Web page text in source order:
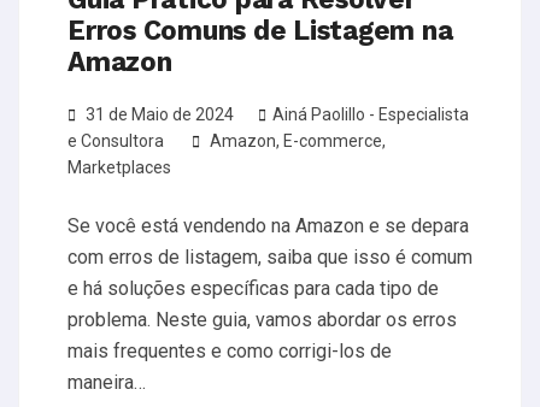
Erros Comuns de Listagem na
Amazon
31 de Maio de 2024
Ainá Paolillo - Especialista
e Consultora
Amazon, E-commerce,
Marketplaces
Se você está vendendo na Amazon e se depara
com erros de listagem, saiba que isso é comum
e há soluções específicas para cada tipo de
problema. Neste guia, vamos abordar os erros
mais frequentes e como corrigi-los de
maneira…